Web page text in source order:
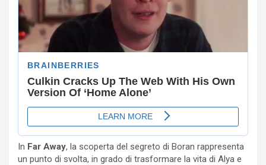
In Far Away, la scoperta del segreto di Boran rappresenta
un punto di svolta, in grado di trasformare la vita di Alya e